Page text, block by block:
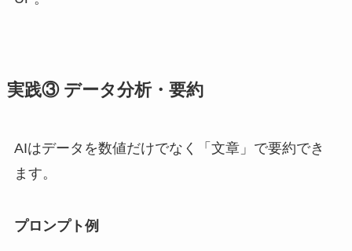
実践③ データ分析・要約
AIはデータを数値だけでなく「文章」で要約でき
ます。
プロンプト例